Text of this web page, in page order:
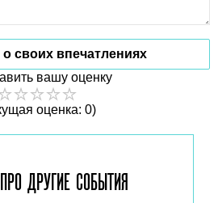
о своих впечатлениях
вашу оценку
оценка: 0)
ДРУГИЕ СОБЫТИЯ